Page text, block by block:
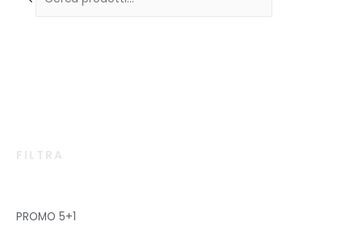
FILTRA
PROMO 5+1